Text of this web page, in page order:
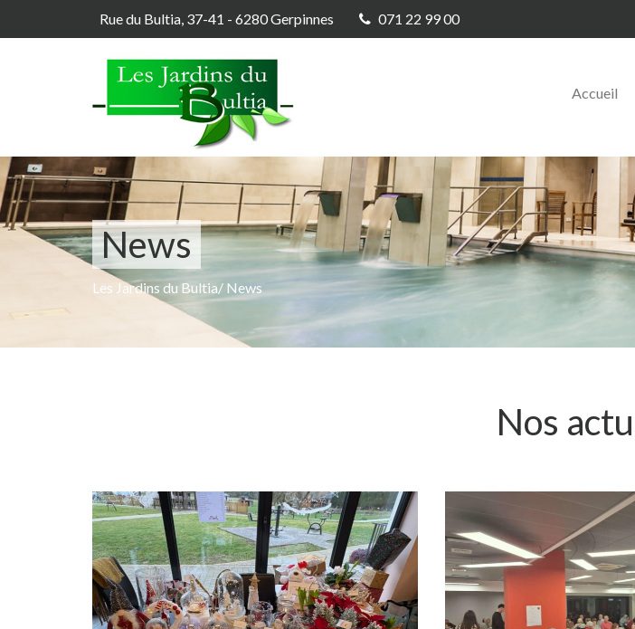
Rue du Bultia, 37-41 - 6280 Gerpinnes 071 22 99 00
Accueil
News
Les Jardins du Bultia/ News
Nos